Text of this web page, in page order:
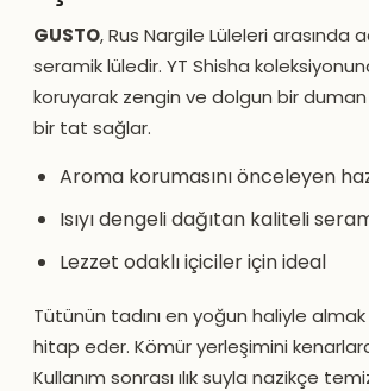
GUSTO, Rus Nargile Lüleleri arasında
seramik lüledir. YT Shisha
koruyarak zengin ve dolgun bir duman
bir tat sağlar.
Aroma korumasını önceleyen
Isıyı dengeli dağıtan kaliteli
Lezzet odaklı içiciler için ideal
Tütünün tadını en yoğun haliyle
hitap eder. Kömür yerleşimini
Kullanım sonrası ılık suyla nazikçe